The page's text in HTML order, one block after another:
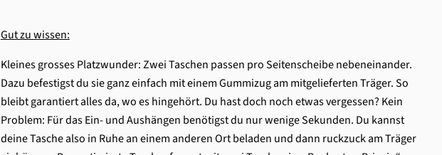
Gut zu wissen:
Kleines grosses Platzwunder: Zwei Taschen passen pro Seitenscheibe nebeneinander.
Dazu befestigst du sie ganz einfach mit einem Gummizug am mitgelieferten Träger. So
bleibt garantiert alles da, wo es hingehört. Du hast doch noch etwas vergessen? Kein
Problem: Für das Ein- und Aushängen benötigst du nur wenige Sekunden. Du kannst
deine Tasche also in Ruhe an einem anderen Ort beladen und dann ruckzuck am Träger